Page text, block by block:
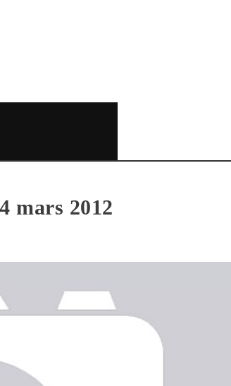
mars 2012